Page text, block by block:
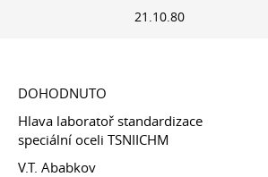
21.10.80
DOHODNUTO
Hlava laboratoř standardizace
speciální oceli TSNIICHM
V.T. Ababkov